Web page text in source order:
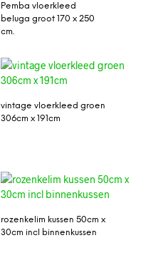
Pemba vloerkleed
beluga groot 170 x 250
cm.
vintage vloerkleed groen
306cm x 191cm
rozenkelim kussen 50cm x
30cm incl binnenkussen